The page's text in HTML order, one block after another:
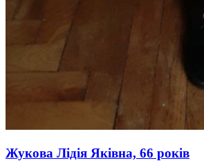
Жукова Лідія Яківна, 66 років